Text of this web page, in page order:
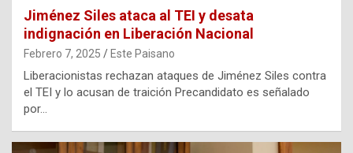
Jiménez Siles ataca al TEI y desata
indignación en Liberación Nacional
Febrero 7, 2025 Este Paisano
Liberacionistas rechazan ataques de Jiménez Siles contra
el TEI y lo acusan de traición Precandidato es señalado
por…